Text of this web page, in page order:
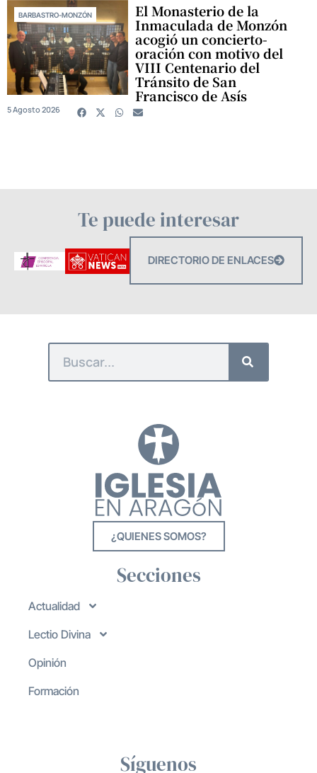
BARBASTRO-MONZÓN El Monasterio de la
Inmaculada de Monzón
acogió un concierto-
oración con motivo del
VIII Centenario del
Tránsito de San
Francisco de Asís
5 Agosto 2026
Te puede interesar
DIRECTORIO DE ENLACES
¿QUIENES SOMOS?
Secciones
Actualidad
Lectio Divina
Opinión
Formación
Síguenos